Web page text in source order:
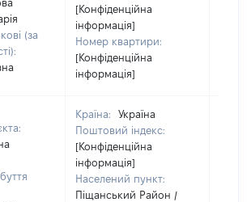
(за
[Конфіденційна
інформація]
Номер квартири:
[Конфіденційна
інформація]
Країна:
Україна
Поштовий індекс:
[Конфіденційна
інформація]
Населений пункт:
Піщанський Район /